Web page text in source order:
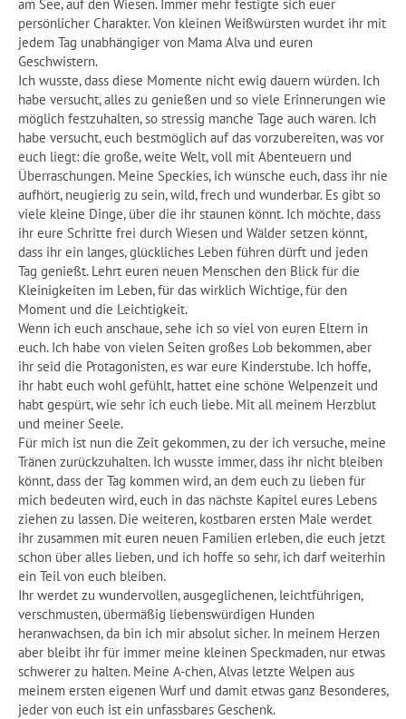
am See, auf den Wiesen. Immer mehr festigte sich euer
persönlicher Charakter. Von kleinen Weißwürsten wurdet ihr mit
jedem Tag unabhängiger von Mama Alva und euren
Geschwistern.
Ich wusste, dass diese Momente nicht ewig dauern würden. Ich
habe versucht, alles zu genießen und so viele Erinnerungen wie
möglich festzuhalten, so stressig manche Tage auch waren. Ich
habe versucht, euch bestmöglich auf das vorzubereiten, was vor
euch liegt: die große, weite Welt, voll mit Abenteuern und
Überraschungen. Meine Speckies, ich wünsche euch, dass ihr nie
aufhört, neugierig zu sein, wild, frech und wunderbar. Es gibt so
viele kleine Dinge, über die ihr staunen könnt. Ich möchte, dass
ihr eure Schritte frei durch Wiesen und Wälder setzen könnt,
dass ihr ein langes, glückliches Leben führen dürft und jeden
Tag genießt. Lehrt euren neuen Menschen den Blick für die
Kleinigkeiten im Leben, für das wirklich Wichtige, für den
Moment und die Leichtigkeit.
Wenn ich euch anschaue, sehe ich so viel von euren Eltern in
euch. Ich habe von vielen Seiten großes Lob bekommen, aber
ihr seid die Protagonisten, es war eure Kinderstube. Ich hoffe,
ihr habt euch wohl gefühlt, hattet eine schöne Welpenzeit und
habt gespürt, wie sehr ich euch liebe. Mit all meinem Herzblut
und meiner Seele.
Für mich ist nun die Zeit gekommen, zu der ich versuche, meine
Tränen zurückzuhalten. Ich wusste immer, dass ihr nicht bleiben
könnt, dass der Tag kommen wird, an dem euch zu lieben für
mich bedeuten wird, euch in das nächste Kapitel eures Lebens
ziehen zu lassen. Die weiteren, kostbaren ersten Male werdet
ihr zusammen mit euren neuen Familien erleben, die euch jetzt
schon über alles lieben, und ich hoffe so sehr, ich darf weiterhin
ein Teil von euch bleiben.
Ihr werdet zu wundervollen, ausgeglichenen, leichtführigen,
verschmusten, übermäßig liebenswürdigen Hunden
heranwachsen, da bin ich mir absolut sicher. In meinem Herzen
aber bleibt ihr für immer meine kleinen Speckmaden, nur etwas
schwerer zu halten. Meine A-chen, Alvas letzte Welpen aus
meinem ersten eigenen Wurf und damit etwas ganz Besonderes,
jeder von euch ist ein unfassbares Geschenk.